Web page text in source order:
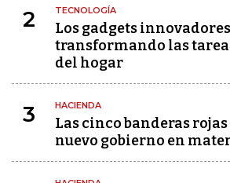
2 TECNOLOGÍA
Los gadgets
transformando las
del hogar
3 HACIENDA
Las cinco banderas
nuevo gobierno en